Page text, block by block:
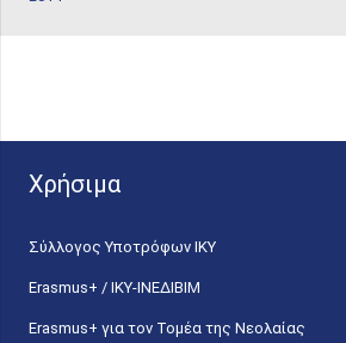
Χρήσιμα
Σύλλογος Υποτρόφων ΙΚΥ
Erasmus+ / ΙΚΥ-ΙΝΕΔΙΒΙΜ
Erasmus+ για τον Τομέα της Νεολαίας